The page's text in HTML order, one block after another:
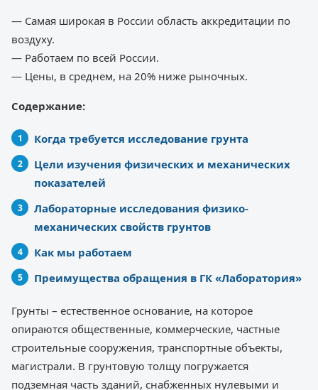
— Самая широкая в России область аккредитации по
воздуху.
— Работаем по всей России.
— Цены, в среднем, на 20% ниже рыночных.
Содержание:
Когда требуется исследование грунта
Цели изучения физических и механических
показателей
Лабораторные исследования физико-
механических свойств грунтов
Как мы работаем
Преимущества обращения в ГК «Лаборатория»
Грунты – естественное основание, на которое
опираются общественные, коммерческие, частные
строительные сооружения, транспортные объекты,
магистрали. В грунтовую толщу погружается
подземная часть зданий, снабженных нулевыми и